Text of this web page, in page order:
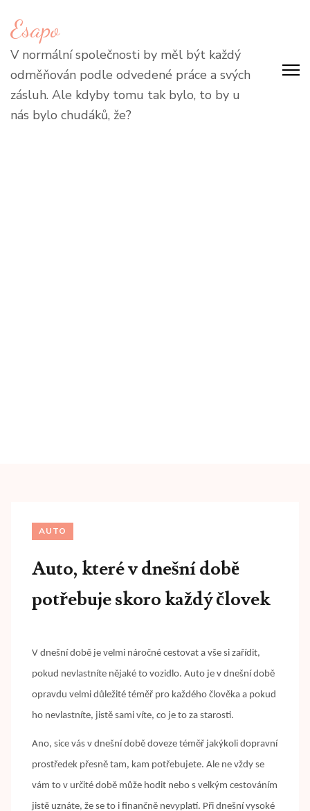
na
obsah
(stiskněte
Enter)
Esapo
V normální společnosti by měl být každý
odměňován podle odvedené práce a svých
zásluh. Ale kdyby tomu tak bylo, to by u
nás bylo chudáků, že?
AUTO
Auto, které v dnešní době
potřebuje skoro každý človek
V dnešní době je velmi náročné cestovat a vše si zařídit,
pokud nevlastníte nějaké to vozidlo. Auto je v dnešní době
opravdu velmi důležité téměř pro každého člověka a pokud
ho nevlastníte, jistě sami víte, co je to za starosti.
Ano, sice vás v dnešní době doveze téměř jakýkoli dopravní
prostředek přesně tam, kam potřebujete. Ale ne vždy se
vám to v určité době může hodit nebo s velkým cestováním
jistě uznáte, že se to i finančně nevyplatí. Při dnešní vysoké